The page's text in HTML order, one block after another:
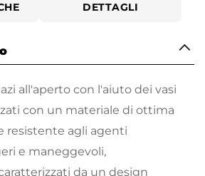
DETTAGLI
all'aperto con l'aiuto dei vasi
con un materiale di ottima
resistente agli agenti
e maneggevoli,
da un design